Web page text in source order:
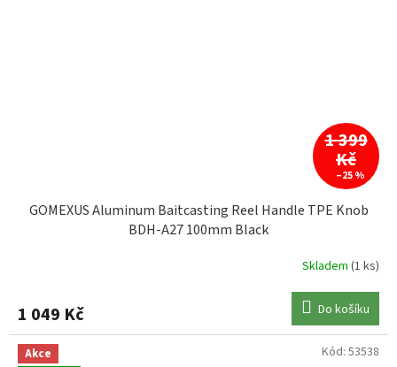
1 399
Kč
–25 %
GOMEXUS Aluminum Baitcasting Reel Handle TPE Knob
BDH-A27 100mm Black
Skladem (1 ks)
1 049 Kč Do košíku
Akce
Kód: 53538